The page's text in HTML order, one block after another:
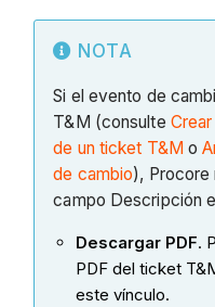
NOTA
Si el evento de
T&M (consulte
de un ticket T&M o
de cambio), Procore
campo Descripción
Descargar PDF.
PDF del ticket
este vínculo.